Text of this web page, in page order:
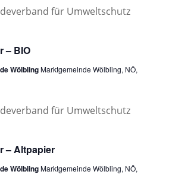
– BIO
WölblingMarktgemeinde Wölbling, NÖ,
– Altpapier
WölblingMarktgemeinde Wölbling, NÖ,